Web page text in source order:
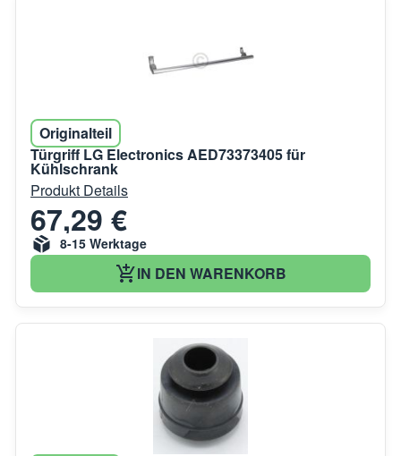
Originalteil
Türgriff LG Electronics AED73373405 für
Kühlschrank
Produkt Details
67,29 €
8-15 Werktage
IN DEN WARENKORB